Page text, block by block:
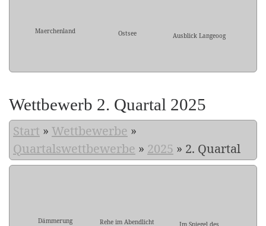
Maerchenland Ostsee Ausblick Langeoog
Wettbewerb 2. Quartal 2025
Start » Wettbewerbe »
Quartalswettbewerbe » 2025 » 2. Quartal
Dämmerung Rehe im Abendlicht Im Spiegel des